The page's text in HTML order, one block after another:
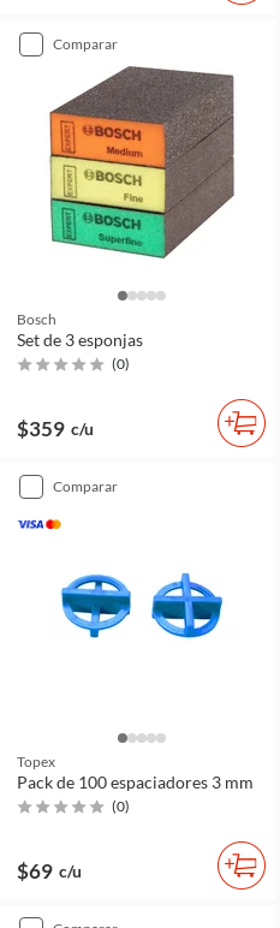
comparar
Bosch
Set de 3 esponjas
(0)
$359 c/u
comparar
Topex
Pack de 100 espaciadores 3 mm
(0)
$69 c/u